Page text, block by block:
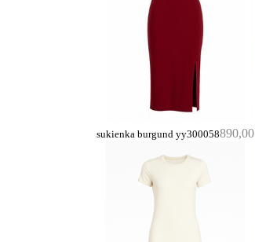
sukienka burgund yy300058890,00